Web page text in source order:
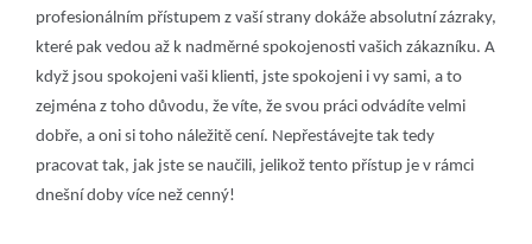
profesionálním přístupem z vaší strany dokáže absolutní zázraky,
které pak vedou až k nadměrné spokojenosti vašich zákazníku. A
když jsou spokojeni vaši klienti, jste spokojeni i vy sami, a to
zejména z toho důvodu, že víte, že svou práci odvádíte velmi
dobře, a oni si toho náležitě cení. Nepřestávejte tak tedy
pracovat tak, jak jste se naučili, jelikož tento přístup je v rámci
dnešní doby více než cenný!